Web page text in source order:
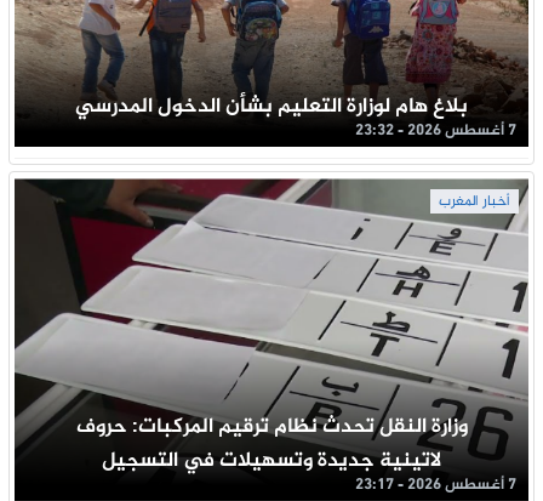
بلاغ هام لوزارة التعليم بشأن الدخول المدرسي
7 أغسطس 2026 - 23:32
أخبار المغرب
وزارة النقل تحدث نظام ترقيم المركبات: حروف
لاتينية جديدة وتسهيلات في التسجيل
7 أغسطس 2026 - 23:17